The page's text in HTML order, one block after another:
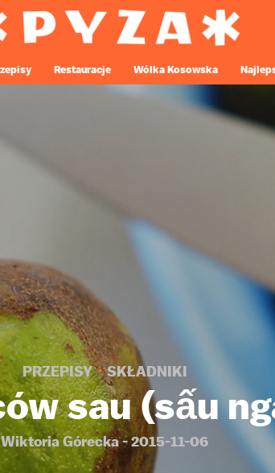
Restauracje Wólka Kosowska
PRZEPISY SKŁADNIKI
sau (sấu
Wiktoria Górecka - 2015-11-06